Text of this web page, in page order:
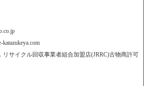
サイクル回収事業者組合加盟店(JRRC)古物商許可